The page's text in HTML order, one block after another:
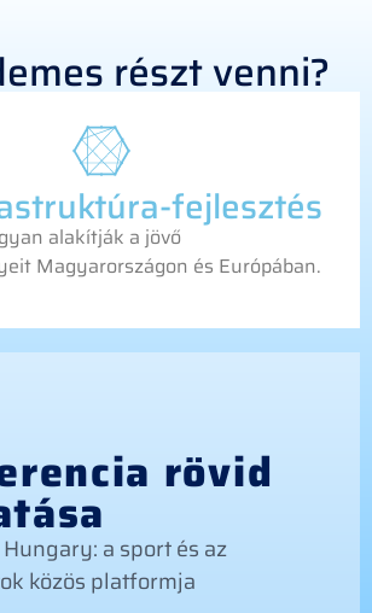
részt venni?
fejlesztés
alakítják a jövő
Magyarországon és Európában.
rövid
a sport és az
közös platformja